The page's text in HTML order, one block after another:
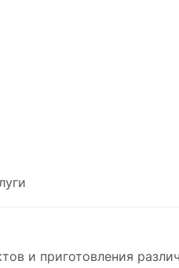
и приготовления